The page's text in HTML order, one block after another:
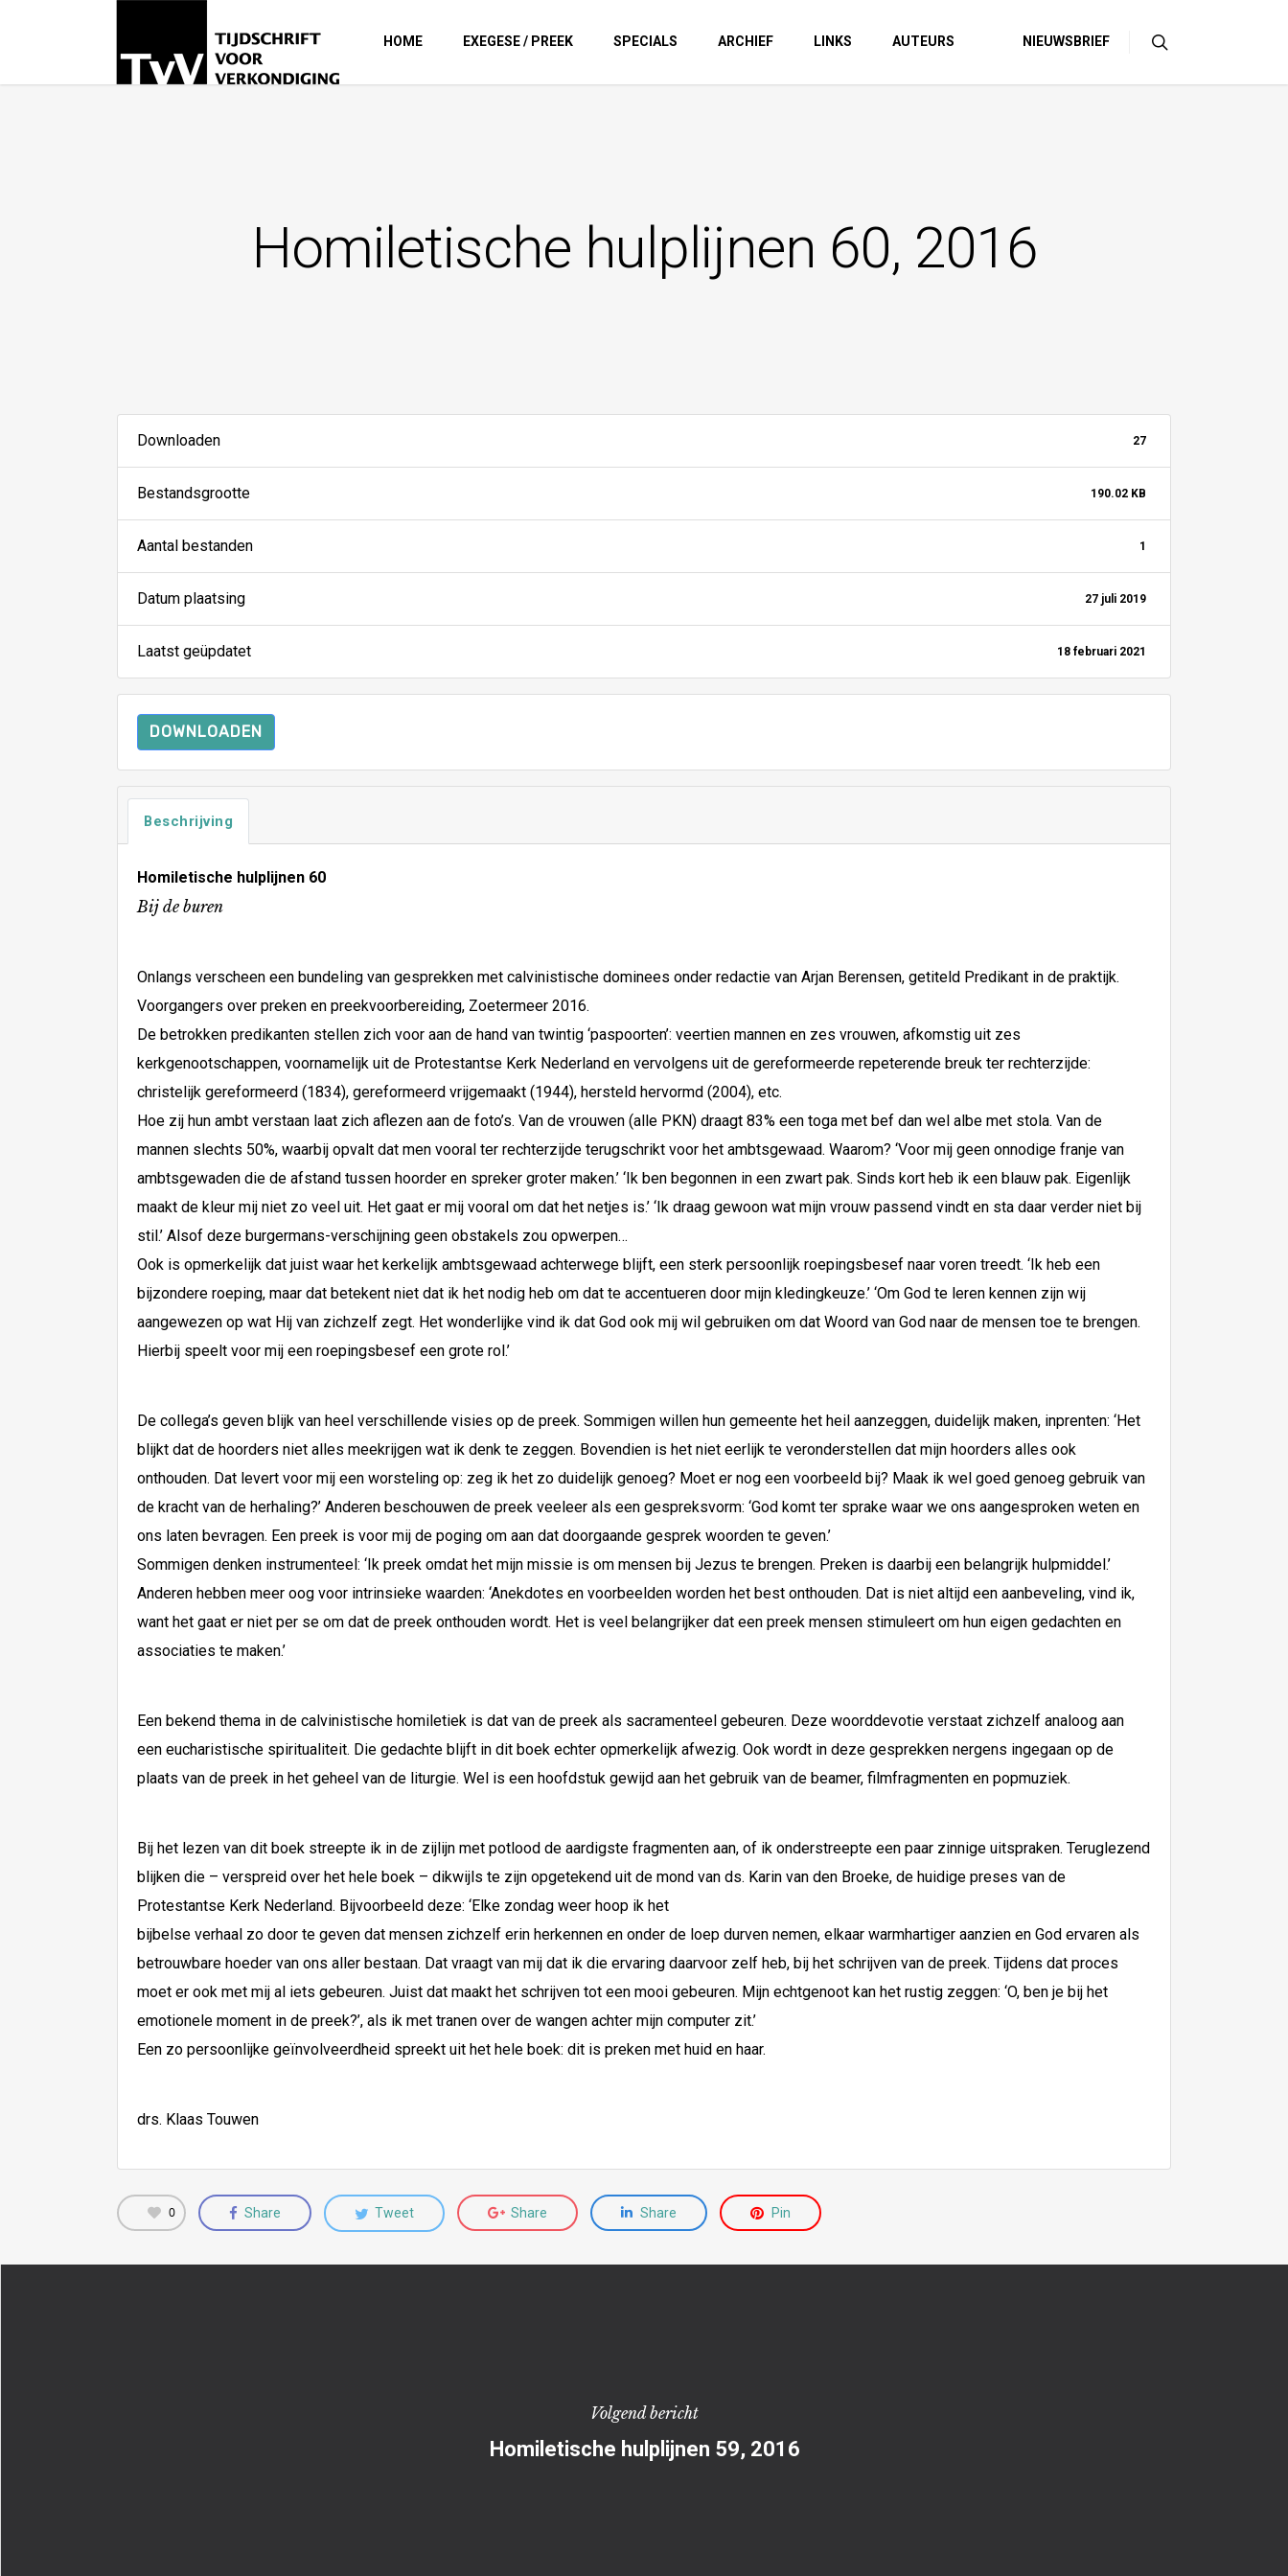
HOME EXEGESE / PREEK SPECIALS ARCHIEF LINKS AUTEURS NIEUWSBRIEF
Homiletische hulplijnen 60, 2016
Downloaden 27
Bestandsgrootte 190.02 KB
Aantal bestanden 1
Datum plaatsing 27 juli 2019
Laatst geüpdatet 18 februari 2021
DOWNLOADEN
Beschrijving
Homiletische hulplijnen 60
Bij de buren
Onlangs verscheen een bundeling van gesprekken met calvinistische dominees onder redactie van Arjan Berensen, getiteld Predikant in de praktijk.
Voorgangers over preken en preekvoorbereiding, Zoetermeer 2016.
De betrokken predikanten stellen zich voor aan de hand van twintig ‘paspoorten’: veertien mannen en zes vrouwen, afkomstig uit zes
kerkgenootschappen, voornamelijk uit de Protestantse Kerk Nederland en vervolgens uit de gereformeerde repeterende breuk ter rechterzijde:
christelijk gereformeerd (1834), gereformeerd vrijgemaakt (1944), hersteld hervormd (2004), etc.
Hoe zij hun ambt verstaan laat zich aflezen aan de foto’s. Van de vrouwen (alle PKN) draagt 83% een toga met bef dan wel albe met stola. Van de
mannen slechts 50%, waarbij opvalt dat men vooral ter rechterzijde terugschrikt voor het ambtsgewaad. Waarom? ‘Voor mij geen onnodige franje van
ambtsgewaden die de afstand tussen hoorder en spreker groter maken.’ ‘Ik ben begonnen in een zwart pak. Sinds kort heb ik een blauw pak. Eigenlijk
maakt de kleur mij niet zo veel uit. Het gaat er mij vooral om dat het netjes is.’ ‘Ik draag gewoon wat mijn vrouw passend vindt en sta daar verder niet bij
stil.’ Alsof deze burgermans-verschijning geen obstakels zou opwerpen…
Ook is opmerkelijk dat juist waar het kerkelijk ambtsgewaad achterwege blijft, een sterk persoonlijk roepingsbesef naar voren treedt. ‘Ik heb een
bijzondere roeping, maar dat betekent niet dat ik het nodig heb om dat te accentueren door mijn kledingkeuze.’ ‘Om God te leren kennen zijn wij
aangewezen op wat Hij van zichzelf zegt. Het wonderlijke vind ik dat God ook mij wil gebruiken om dat Woord van God naar de mensen toe te brengen.
Hierbij speelt voor mij een roepingsbesef een grote rol.’
De collega’s geven blijk van heel verschillende visies op de preek. Sommigen willen hun gemeente het heil aanzeggen, duidelijk maken, inprenten: ‘Het
blijkt dat de hoorders niet alles meekrijgen wat ik denk te zeggen. Bovendien is het niet eerlijk te veronderstellen dat mijn hoorders alles ook
onthouden. Dat levert voor mij een worsteling op: zeg ik het zo duidelijk genoeg? Moet er nog een voorbeeld bij? Maak ik wel goed genoeg gebruik van
de kracht van de herhaling?’ Anderen beschouwen de preek veeleer als een gespreksvorm: ‘God komt ter sprake waar we ons aangesproken weten en
ons laten bevragen. Een preek is voor mij de poging om aan dat doorgaande gesprek woorden te geven.’
Sommigen denken instrumenteel: ‘Ik preek omdat het mijn missie is om mensen bij Jezus te brengen. Preken is daarbij een belangrijk hulpmiddel.’
Anderen hebben meer oog voor intrinsieke waarden: ‘Anekdotes en voorbeelden worden het best onthouden. Dat is niet altijd een aanbeveling, vind ik,
want het gaat er niet per se om dat de preek onthouden wordt. Het is veel belangrijker dat een preek mensen stimuleert om hun eigen gedachten en
associaties te maken.’
Een bekend thema in de calvinistische homiletiek is dat van de preek als sacramenteel gebeuren. Deze woorddevotie verstaat zichzelf analoog aan
een eucharistische spiritualiteit. Die gedachte blijft in dit boek echter opmerkelijk afwezig. Ook wordt in deze gesprekken nergens ingegaan op de
plaats van de preek in het geheel van de liturgie. Wel is een hoofdstuk gewijd aan het gebruik van de beamer, filmfragmenten en popmuziek.
Bij het lezen van dit boek streepte ik in de zijlijn met potlood de aardigste fragmenten aan, of ik onderstreepte een paar zinnige uitspraken. Teruglezend
blijken die – verspreid over het hele boek – dikwijls te zijn opgetekend uit de mond van ds. Karin van den Broeke, de huidige preses van de
Protestantse Kerk Nederland. Bijvoorbeeld deze: ‘Elke zondag weer hoop ik het
bijbelse verhaal zo door te geven dat mensen zichzelf erin herkennen en onder de loep durven nemen, elkaar warmhartiger aanzien en God ervaren als
betrouwbare hoeder van ons aller bestaan. Dat vraagt van mij dat ik die ervaring daarvoor zelf heb, bij het schrijven van de preek. Tijdens dat proces
moet er ook met mij al iets gebeuren. Juist dat maakt het schrijven tot een mooi gebeuren. Mijn echtgenoot kan het rustig zeggen: ‘O, ben je bij het
emotionele moment in de preek?’, als ik met tranen over de wangen achter mijn computer zit.’
Een zo persoonlijke geïnvolveerdheid spreekt uit het hele boek: dit is preken met huid en haar.
drs. Klaas Touwen
0 Share Tweet Share Share Pin
Volgend bericht
Homiletische hulplijnen 59, 2016